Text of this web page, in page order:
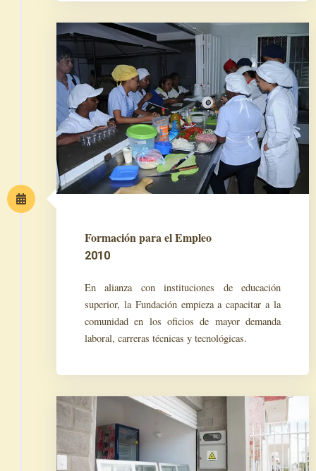
Formación para el Empleo
2010
En alianza con instituciones de educación
superior, la Fundación empieza a capacitar a la
comunidad en los oficios de mayor demanda
laboral, carreras técnicas y tecnológicas.